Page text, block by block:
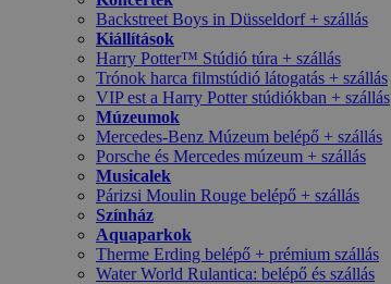
Backstreet Boys in Düsseldorf + szállás
Kiállítások
Harry Potter™ Stúdió túra + szállás
Trónok harca filmstúdió látogatás + szállás
VIP est a Harry Potter stúdiókban + szállás
Múzeumok
Mercedes-Benz Múzeum belépő + szállás
Porsche és Mercedes múzeum + szállás
Musicalek
Párizsi Moulin Rouge belépő + szállás
Színház
Aquaparkok
Therme Erding belépő + prémium szállás
Water World Rulantica: belépő és szállás